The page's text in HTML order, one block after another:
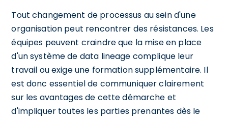
Tout changement de processus au sein d'une
organisation peut rencontrer des résistances. Les
équipes peuvent craindre que la mise en place
d'un système de data lineage complique leur
travail ou exige une formation supplémentaire. Il
est donc essentiel de communiquer clairement
sur les avantages de cette démarche et
d'impliquer toutes les parties prenantes dès le